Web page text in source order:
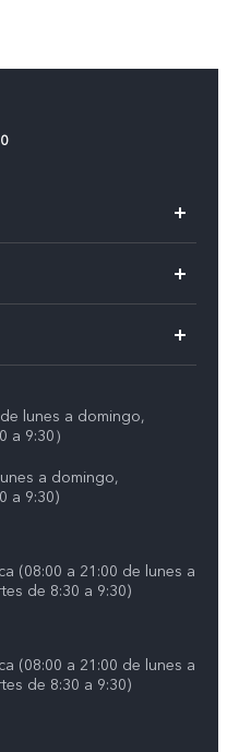
lunes a domingo,
9:30）
a domingo,
a 9:30)
(08:00 a 21:00 de lunes a
de 8:30 a 9:30)
(08:00 a 21:00 de lunes a
de 8:30 a 9:30)